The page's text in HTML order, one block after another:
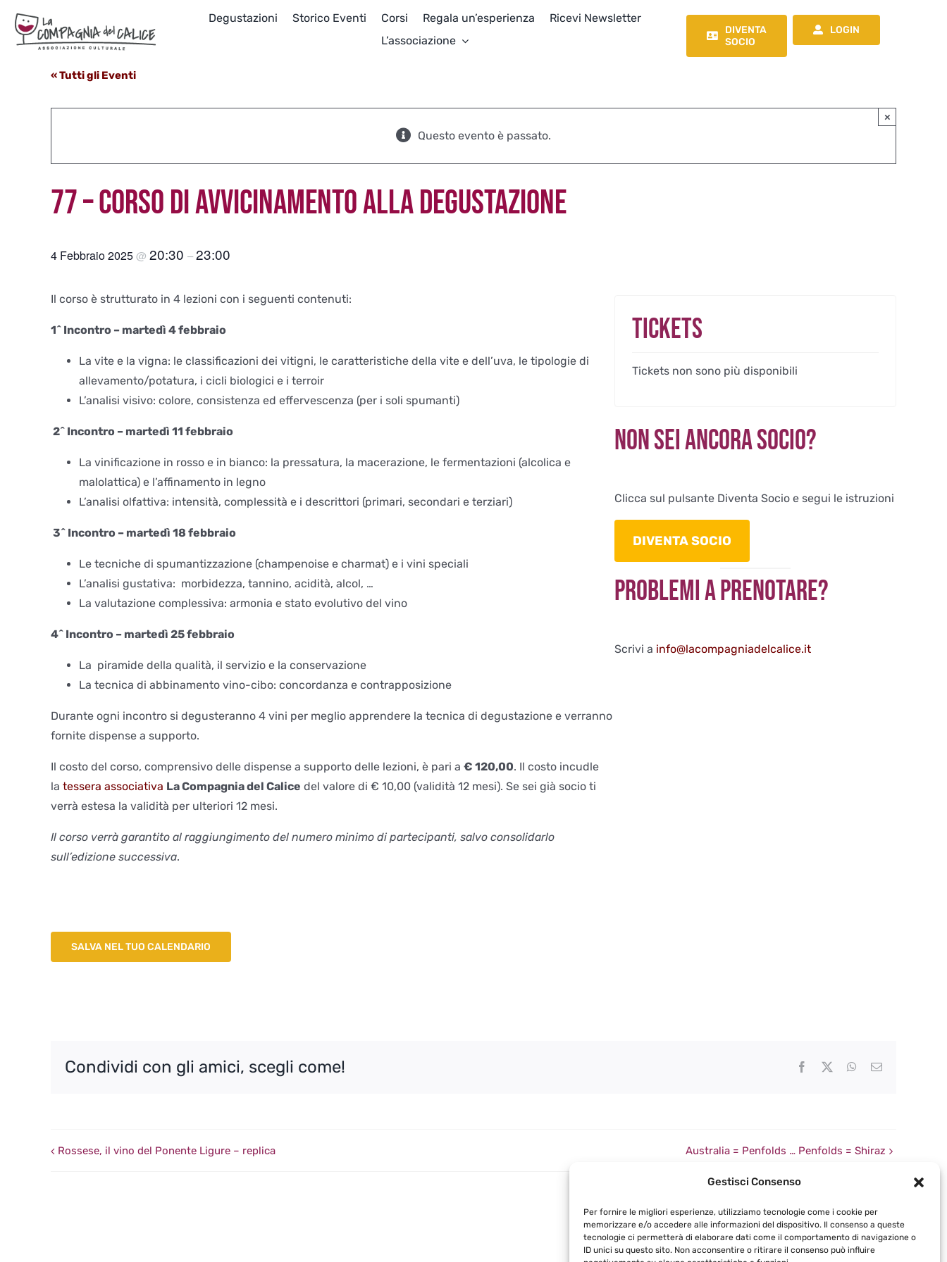
Gestisci Consenso
Per fornire le migliori esperienze, utilizziamo tecnologie come i cookie per
memorizzare e/o accedere alle informazioni del dispositivo. Il consenso a queste
tecnologie ci permetterà di elaborare dati come il comportamento di navigazione o
ID unici su questo sito. Non acconsentire o ritirare il consenso può influire
contenuto
Degustazioni Storico Eventi Corsi Regala un’esperienza
Ricevi Newsletter
L’associazione
DIVENTA
SOCIO
LOGIN
« Tutti gli Eventi
Questo evento è passato.
×
77 – CORSO DI AVVICINAMENTO ALLA DEGUSTAZIONE
4 Febbraio 2025@ 20:30 –23:00
Il corso è strutturato in 4 lezioni con i seguenti contenuti:
1^ Incontro – martedì 4 febbraio
La vite e la vigna: le classificazioni dei vitigni, le caratteristiche della vite e dell’uva, le tipologie di
allevamento/potatura, i cicli biologici e i terroir
L’analisi visivo: colore, consistenza ed effervescenza (per i soli spumanti)
2^ Incontro – martedì 11 febbraio
La vinificazione in rosso e in bianco: la pressatura, la macerazione, le fermentazioni (alcolica e
malolattica) e l’affinamento in legno
L’analisi olfattiva: intensità, complessità e i descrittori (primari, secondari e terziari)
3^ Incontro – martedì 18 febbraio
Le tecniche di spumantizzazione (champenoise e charmat) e i vini speciali
L’analisi gustativa: morbidezza, tannino, acidità, alcol, …
La valutazione complessiva: armonia e stato evolutivo del vino
4^ Incontro – martedì 25febbraio
La piramide della qualità, il servizio e la conservazione
La tecnica di abbinamento vino-cibo: concordanza e contrapposizione
Durante ogni incontro si degusteranno 4 vini per meglio apprendere la tecnica di degustazione e verranno
fornite dispense a supporto.
Il costo del corso, comprensivo delle dispense a supporto delle lezioni, è pari a € 120,00. Il costo incudle
la tessera associativa La Compagnia del Calice del valore di € 10,00 (validità 12 mesi). Se sei già socio ti
verrà estesa la validità per ulteriori 12 mesi.
Il corso verrà garantito al raggiungimento del numero minimo di partecipanti, salvo consolidarlo
sull’edizione successiva.
Tickets
Tickets non sono più disponibili
Non sei ancora Socio?
Clicca sul pulsante Diventa Socio e segui le istruzioni
DIVENTA SOCIO
Problemi a Prenotare?
Scrivi a info@lacompagniadelcalice.it
SALVA NEL TUO CALENDARIO
Condividi con gli amici, scegli come! Facebook WhatsApp
Email
Rossese, il vino del Ponente Ligure – replica Australia = Penfolds … Penfolds = Shiraz